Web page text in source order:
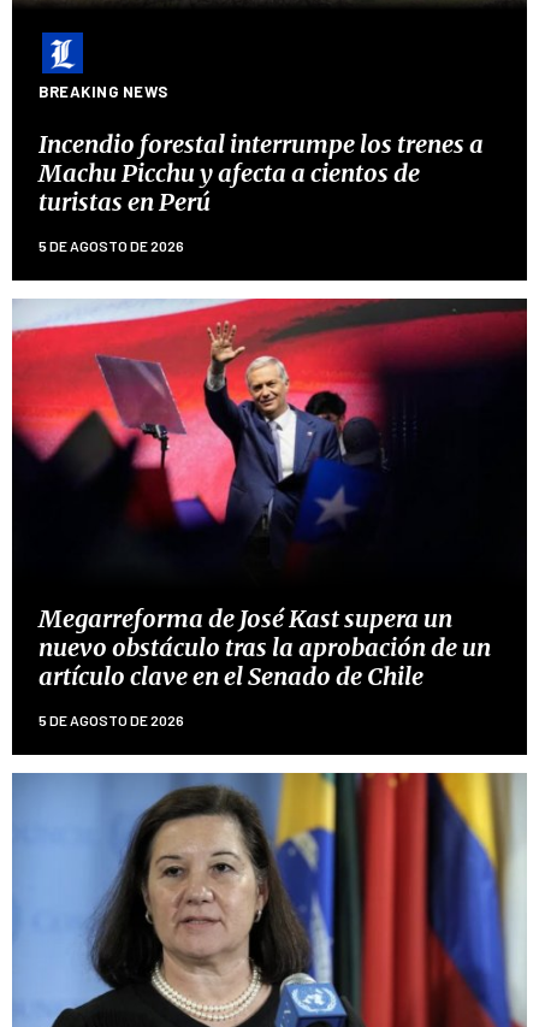
BREAKING NEWS
Incendio forestal interrumpe los trenes a
Machu Picchu y afecta a cientos de
turistas en Perú
5 DE AGOSTO DE 2026
Megarreforma de José Kast supera un
nuevo obstáculo tras la aprobación de un
artículo clave en el Senado de Chile
5 DE AGOSTO DE 2026